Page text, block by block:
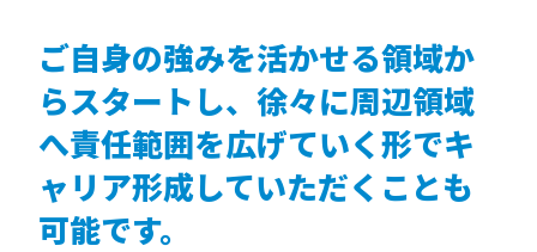
ご自身の強みを活かせる領域か
らスタートし、徐々に周辺領域
へ責任範囲を広げていく形でキ
ャリア形成していただくことも
可能です。